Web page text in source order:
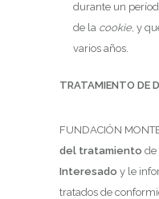
durante un
de la cookie, y
varios años.
TRATAMIENTO DE
FUNDACIÓN
del tratamiento de
Interesado y le
tratados de